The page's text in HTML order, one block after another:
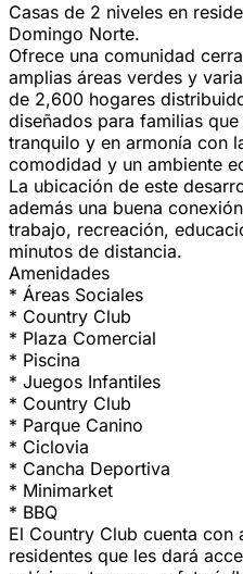
Casas de 2 niveles en
Domingo Norte.
Ofrece una comunidad
amplias áreas verdes y
de 2,600 hogares
diseñados para familias
tranquilo y en armonía con
comodidad y un ambiente
La ubicación de este
además una buena
trabajo, recreación,
minutos de distancia.
Amenidades
* Áreas Sociales
* Country Club
* Plaza Comercial
* Piscina
* Juegos Infantiles
* Country Club
* Parque Canino
* Ciclovia
* Cancha Deportiva
* Minimarket
* BBQ
El Country Club cuenta
residentes que les dará